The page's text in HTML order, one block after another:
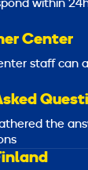
within
Center
staff can
the